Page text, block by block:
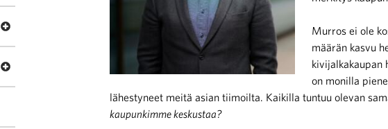
Murros ei ole
määrän kasvu
kivijalkakaupan
on monilla
lähestyneet meitä asian tiimoilta. Kaikilla tuntuu olevan
kaupunkimme keskustaa?
Avaa valikko Tarinoita kaupan alalta
Avaa valikko Ajankohtaista Kaupan liitossa